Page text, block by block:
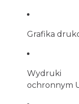
Grafika
Wydruki
ochronnym